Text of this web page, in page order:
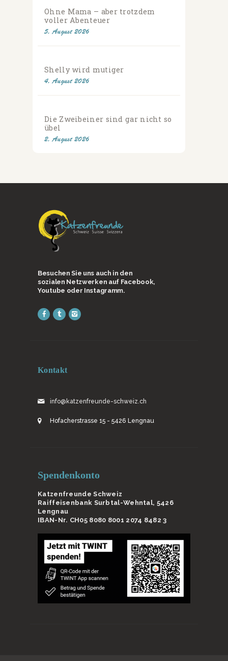
Ohne Mama – aber trotzdem
voller Abenteuer
5. August 2026
Shelly wird mutiger
4. August 2026
Die Zweibeiner sind gar nicht so
übel
2. August 2026
Besuchen Sie uns auch in den
sozialen Netzwerken auf Facebook,
Youtube oder Instagramm.
Kontakt
info@katzenfreunde-schweiz.ch
Hofacherstrasse 15 - 5426 Lengnau
Spendenkonto
Katzenfreunde Schweiz
Raiffeisenbank Surbtal-Wehntal, 5426
Lengnau
IBAN-Nr. CH05 8080 8001 2074 8482 3